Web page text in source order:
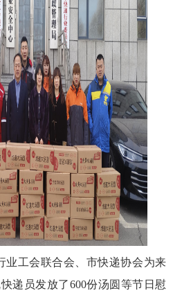
业工会联合会、市快递协会为来
递员发放了600份汤圆等节日慰